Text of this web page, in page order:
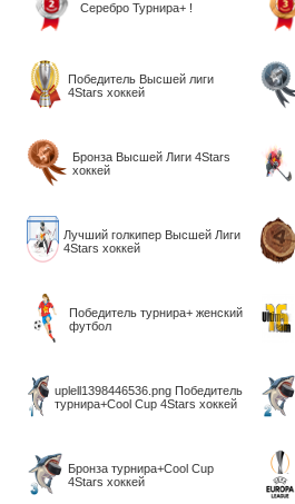
Серебро Турнира+ !
Победитель Высшей лиги
4Stars хоккей
Бронза Высшей Лиги 4Stars
хоккей
Лучший голкипер Высшей Лиги
4Stars хоккей
Победитель турнира+ женский
футбол
uplell1398446536.png Победитель
турнира+Cool Cup 4Stars хоккей
Бронза турнира+Cool Cup
4Stars хоккей